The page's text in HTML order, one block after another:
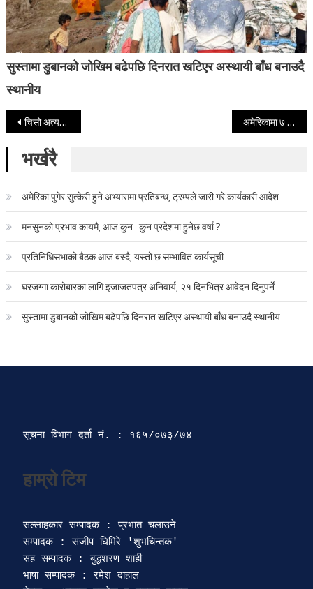
सुस्तामा डुबानको जोखिम बढेपछि दिनरात खटिएर अस्थायी बाँध बनाउदै
स्थानीय
Post navigation
चिसो अत्यधिक बढेपछि पाँच दिनका लागि विद्यालय बन्द अमेरिकामा ७ महिने शिशु मेयर
भर्खरै
अमेरिका पुगेर सुत्केरी हुने अभ्यासमा प्रतिबन्ध, ट्रम्पले जारी गरे कार्यकारी आदेश
मनसुनको प्रभाव कायमै, आज कुन–कुन प्रदेशमा हुनेछ वर्षा ?
प्रतिनिधिसभाको बैठक आज बस्दै, यस्तो छ सम्भावित कार्यसूची
घरजग्गा कारोबारका लागि इजाजतपत्र अनिवार्य, २१ दिनभित्र आवेदन दिनुपर्ने
सुस्तामा डुबानको जोखिम बढेपछि दिनरात खटिएर अस्थायी बाँध बनाउदै स्थानीय
सूचना विभाग दर्ता‍ नं. : १६५/०७३/७४
हाम्रो टिम
सल्लाहकार सम्पादक : प्रभात चलाउने
सम्पादक : संजीप घिमिरे 'शुभचिन्तक'
सह सम्पादक : बुद्धशरण शाही
भाषा सम्पादक : रमेश दाहाल